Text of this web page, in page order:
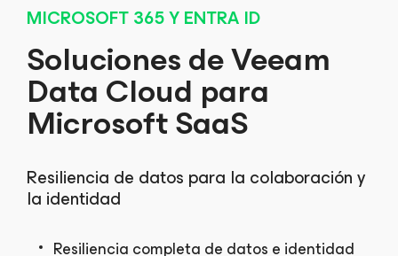
actualización de contenido de CrowdStrike
INFO
RMA
CIÓN
MICROSOFT 365 Y ENTRA ID
Soluciones de Veeam
Data Cloud para
Microsoft SaaS
Resiliencia de datos para la colaboración y
la identidad
Resiliencia completa de datos e identidad